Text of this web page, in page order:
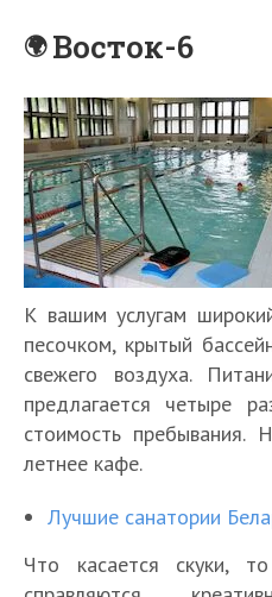
Восток-6
К вашим услугам
песочком, крытый
свежего воздуха.
предлагается четыре
стоимость
летнее кафе.
Лучшие санатории
Что касается скуки,